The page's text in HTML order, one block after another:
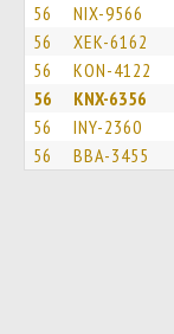
56 NIX-9566
56 XEK-6162
56 KON-4122
56 KNX-6356
56 INY-2360
56 BBA-3455